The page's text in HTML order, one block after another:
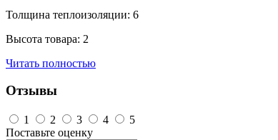
Толщина теплоизоляции: 6
Высота товара: 2
Читать полностью
Отзывы
1 2 3 4
5
Поставьте оценку